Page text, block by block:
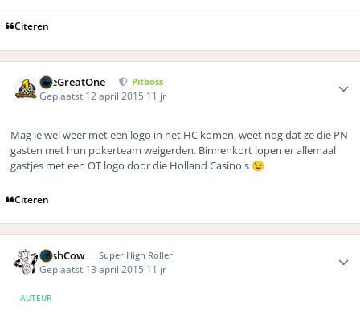
Citeren
TheGreatOne Pitboss
Geplaatst 12 april 2015 11 jr
Mag je wel weer met een logo in het HC komen, weet nog dat ze die PN
gasten met hun pokerteam weigerden. Binnenkort lopen er allemaal
gastjes met een OT logo door die Holland Casino's 😉
Citeren
CashCow Super High Roller
Geplaatst 13 april 2015 11 jr
AUTEUR